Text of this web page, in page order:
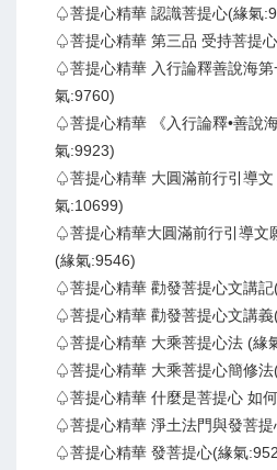
♤菩提心精華 認識菩提心(緣氣
♤菩提心精華 第三品 受持菩提
♤菩提心精華 入行論釋善說海
氣:9760)
♤菩提心精華 《入行論釋•善說
氣:9923)
♤菩提心精華 大圓滿前行引導
氣:10699)
♤菩提心精華大圓滿前行引導文
(緣氣:9546)
♤菩提心精華 勸發菩提心文講
♤菩提心精華 勸發菩提心文講
♤菩提心精華 大乘菩提心法 (緣
♤菩提心精華 大乘菩提心簡修
♤菩提心精華 什麼是菩提心 如
♤菩提心精華 淨土法門與發菩
♤菩提心精華 發菩提心(緣氣